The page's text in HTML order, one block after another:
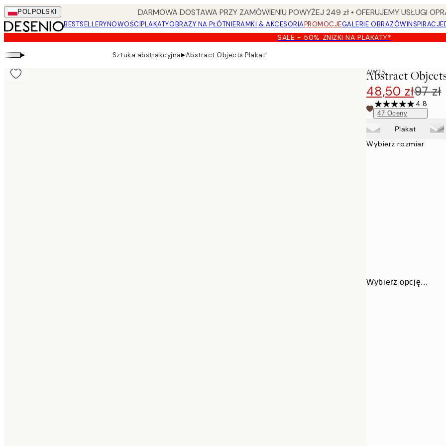
Skip
to
main
content.
POL POLSKI DARMOWA DOSTAWA PRZY ZAMÓWIENIU POWYŻEJ 249 zł • OFERUJEMY USŁUGI
BESTSELLERYNOWOŚCIPLAKATYOBRAZY NA PŁÓTNIERAMKI & AKCESORIAPROMOCJEGALERIE OBRAZÓWINSPIRACJE
SALE - 50% ZNIŻKI NA PLAKATY*
▸ Sztuka abstrakcyjna▸Abstract Objects Plakat
AW25
Abstract
48,50 zł97 zł
4.8
47 Oceny
Plakat
Wybierz rozmiar
Wybierz opcję...